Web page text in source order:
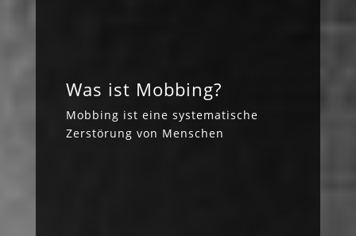
Was ist Mobbing?
Mobbing ist eine systematische
Zerstörung von Menschen